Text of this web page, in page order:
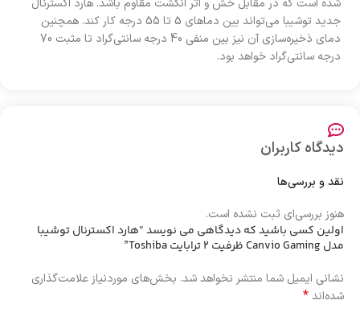
شده است که در مقابل خش و اثر انگشت مقاوم باشد. هارد اکسترنال
جدید توشیبا می‌تواند بین دما‌های 5 تا 55 درجه کار کند. همچنین
دمای ذخیره‌سازی آن نیز بین منفی 40 درجه سانتی‌گراد تا مثبت 70
درجه سانتی‌گراد خواهد بود.
دیدگاه کاربران
نقد و بررسی‌ها
هنوز بررسی‌ای ثبت نشده است.
اولین کسی باشید که دیدگاهی می نویسد “هارد اکسترنال توشیبا
مدل Canvio Gaming ظرفیت 2 ترابایت Toshiba”
نشانی ایمیل شما منتشر نخواهد شد. بخش‌های موردنیاز علامت‌گذاری
شده‌اند*